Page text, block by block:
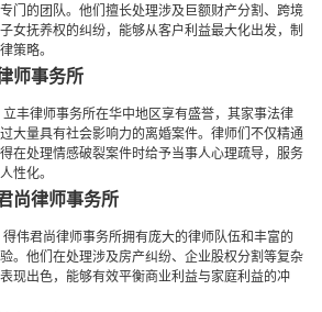
门的团队。他们擅长处理涉及巨额财产分割、跨境
女抚养权的纠纷，能够从客户利益最大化出发，制
策略。
师事务所
立丰律师事务所在华中地区享有盛誉，其家事法律
大量具有社会影响力的离婚案件。律师们不仅精通
在处理情感破裂案件时给予当事人心理疏导，服务
性化。
尚律师事务所
得伟君尚律师事务所拥有庞大的律师队伍和丰富的
。他们在处理涉及房产纠纷、企业股权分割等复杂
现出色，能够有效平衡商业利益与家庭利益的冲